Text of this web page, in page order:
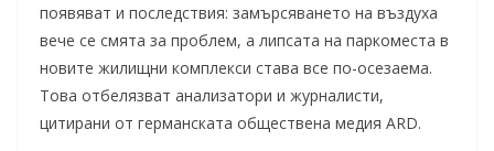
появяват и последствия: замърсяването на въздуха
вече се смята за проблем, а липсата на паркоместа в
новите жилищни комплекси става все по-осезаема.
Това отбелязват анализатори и журналисти,
цитирани от германската обществена медия ARD.